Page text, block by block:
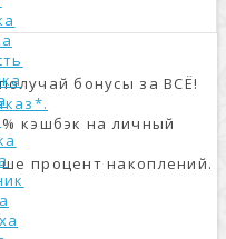
бонусы за ВСЁ!
кэшбэк на личный
процент накоплений.